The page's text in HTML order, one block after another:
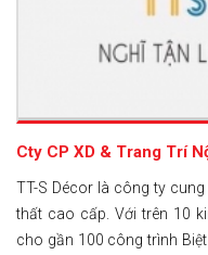
Cty CP XD & Trang Trí
TT-S Décor là công ty
thất cao cấp. Với trên 10
cho gần 100 công trình